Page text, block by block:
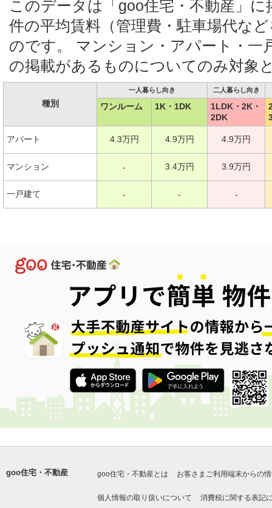
このデータは「goo住宅・不動産」
件の平均賃料（管理費・駐車場代な
のです。 マンション・アパート・一
の掲載があるものについてのみ対象
種別
一人暮らし向き 二人暮らし向き
ワンルーム 1K・1DK
1LDK・2K・
2DK
アパート 4.3万円 4.9万円 4.9万円
マンション - 3.4万円 3.9万円
一戸建て - - -
goo住宅・不動産 goo住宅・不動産とは お客さまご利用端末からの
個人情報の取り扱いについて 消費税に関する表記